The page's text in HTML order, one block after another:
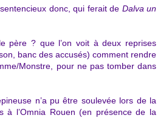
donc, qui ferait de Dalva un
père ? que l’on voit à deux reprises
banc des accusés) comment rendre
Monstre, pour ne pas tomber dans
n’a pu être soulevée lors de la
à l’Omnia Rouen (en présence de la